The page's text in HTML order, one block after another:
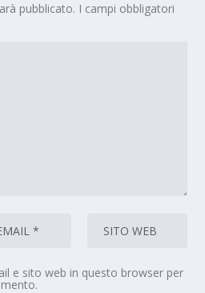
pubblicato. I campi obbligatori
e sito web in questo browser per